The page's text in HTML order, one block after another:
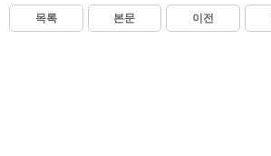
목록 본문 이전